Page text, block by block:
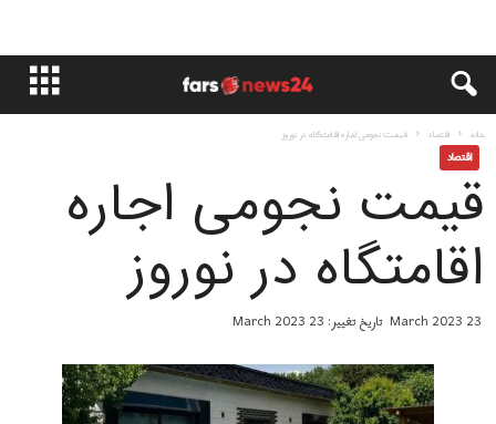
خانه اقتصاد قیمت نجومی اجاره اقامتگاه در نوروز
اقتصاد
قیمت نجومی اجاره
اقامتگاه در نوروز
23 March 2023 تاریخ تغییر: 23 March 2023